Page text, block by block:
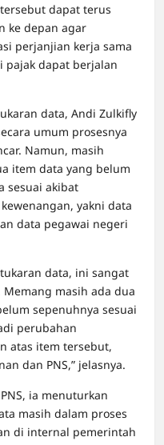
dapat terus
ke depan agar
perjanjian kerja sama
pajak dapat berjalan
data, Andi Zulkifly
umum prosesnya
Namun, masih
item data yang belum
sesuai akibat
yakni data
data pegawai negeri
data, ini sangat
masih ada dua
sepenuhnya sesuai
perubahan
atas item tersebut,
dan PNS,” jelasnya.
ia menuturkan
masih dalam proses
di internal pemerintah